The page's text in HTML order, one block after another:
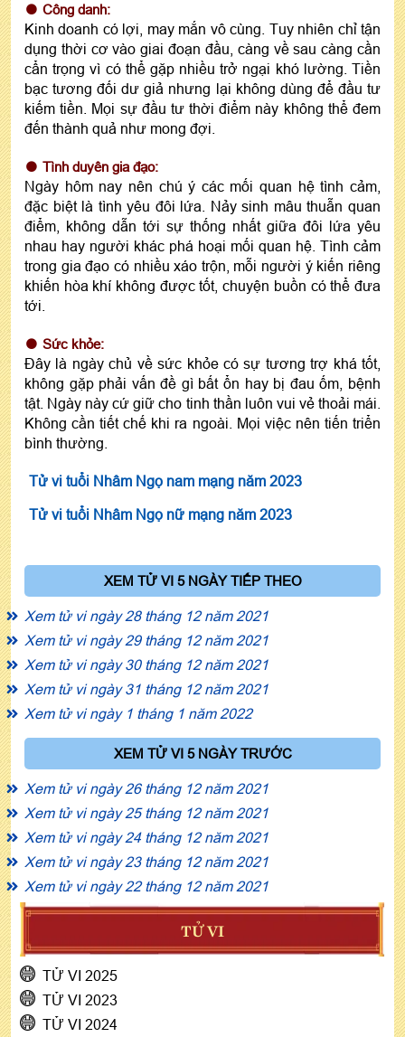
Công danh:
Kinh doanh có lợi, may mắn vô cùng. Tuy nhiên chỉ tận
dụng thời cơ vào giai đoạn đầu, càng về sau càng cần
cẩn trọng vì có thể gặp nhiều trở ngại khó lường. Tiền
bạc tương đối dư giả nhưng lại không dùng để đầu tư
kiếm tiền. Mọi sự đầu tư thời điểm này không thể đem
đến thành quả như mong đợi.
Tình duyên gia đạo:
Ngày hôm nay nên chú ý các mối quan hệ tình cảm,
đặc biệt là tình yêu đôi lứa. Nảy sinh mâu thuẫn quan
điểm, không dẫn tới sự thống nhất giữa đôi lứa yêu
nhau hay người khác phá hoại mối quan hệ. Tình cảm
trong gia đạo có nhiều xáo trộn, mỗi người ý kiến riêng
khiến hòa khí không được tốt, chuyện buồn có thể đưa
tới.
Sức khỏe:
Đây là ngày chủ về sức khỏe có sự tương trợ khá tốt,
không gặp phải vấn đề gì bất ổn hay bị đau ốm, bệnh
tật. Ngày này cứ giữ cho tinh thần luôn vui vẻ thoải mái.
Không cần tiết chế khi ra ngoài. Mọi việc nên tiến triển
bình thường.
Tử vi tuổi Nhâm Ngọ nam mạng năm 2023
Tử vi tuổi Nhâm Ngọ nữ mạng năm 2023
XEM TỬ VI 5 NGÀY TIẾP THEO
Xem tử vi ngày 28 tháng 12 năm 2021
Xem tử vi ngày 29 tháng 12 năm 2021
Xem tử vi ngày 30 tháng 12 năm 2021
Xem tử vi ngày 31 tháng 12 năm 2021
Xem tử vi ngày 1 tháng 1 năm 2022
XEM TỬ VI 5 NGÀY TRƯỚC
Xem tử vi ngày 26 tháng 12 năm 2021
Xem tử vi ngày 25 tháng 12 năm 2021
Xem tử vi ngày 24 tháng 12 năm 2021
Xem tử vi ngày 23 tháng 12 năm 2021
Xem tử vi ngày 22 tháng 12 năm 2021
TỬ VI
TỬ VI 2025
TỬ VI 2023
TỬ VI 2024